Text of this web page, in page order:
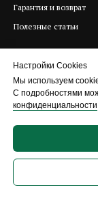
Настройки Cookies
Мы используем
С подробностями
конфиденциальности
Гарантия и возврат
Полезные статьи